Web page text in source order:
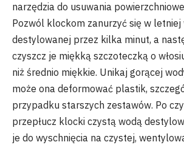
narzędzia do usuwania
Pozwól klockom zanurzyć się w letniej
destylowanej przez kilka minut, a
czyszcz je miękką szczoteczką o
niż średnio miękkie. Unikaj gorącej
może ona deformować plastik,
przypadku starszych zestawów. Po
przepłucz klocki czystą wodą
je do wyschnięcia na czystej,